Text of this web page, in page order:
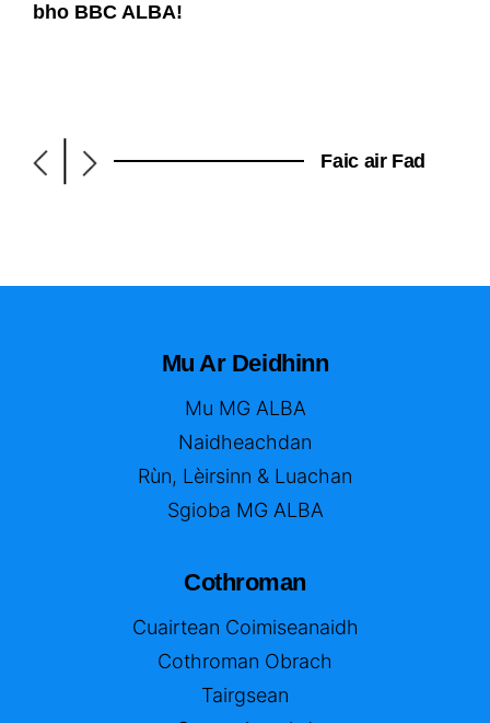
bho BBC ALBA!
Faic air Fad
Mu Ar Deidhinn
Mu MG ALBA
Naidheachdan
Rùn, Lèirsinn & Luachan
Sgioba MG ALBA
Cothroman
Cuairtean Coimiseanaidh
Cothroman Obrach
Tairgsean